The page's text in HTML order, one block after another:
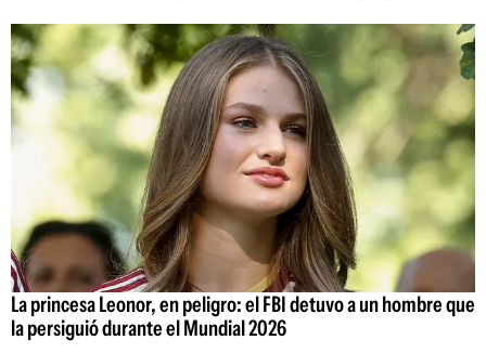
La princesa Leonor, en peligro: el FBI detuvo a un hombre que
la persiguió durante el Mundial 2026